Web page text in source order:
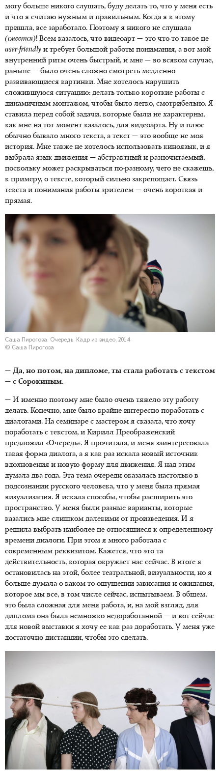
могу больше никого слушать, буду делать то, что у меня есть
и что я считаю нужным и правильным. Когда я к этому
пришла, все заработало. Поэтому я никого не слушала
(смеется)! Всем казалось, что видеоарт — это что-то такое не
user-friendly и требует большой работы понимания, а вот мой
внутренний ритм очень быстрый, и мне — во всяком случае,
раньше — было очень сложно смотреть медленно
развивающиеся картинки. Мне хотелось нарушить
сложившуюся ситуацию: делать только короткие работы с
динамичным монтажом, чтобы было легко, смотрибельно. Я
ставила перед собой задачи, которые были не характерны,
как мне на тот момент казалось, для видеоарта. Ну и плюс
обычно бывало много текста, а текст — это вообще не моя
история. Мне также не хотелось использовать киноязык, и я
выбрала язык движения — абстрактный и разночитаемый,
поскольку может раскрываться по-разному, чего не скажешь,
к примеру, о тексте, который сильно закрепощает. Связь
текста и понимания работы зрителем — очень короткая и
прямая.
Саша Пирогова. Очередь. Кадр из видео, 2014
© Саша Пирогова
— Да, но потом, на дипломе, ты стала работать с текстом
— с Сорокиным.
— И именно поэтому мне было очень тяжело эту работу
делать. Конечно, мне было крайне интересно поработать с
диалогами. На семинаре с мастером я сказала, что хочу
поработать с текстом, и Кирилл Преображенский
предложил «Очередь». Я прочитала, и меня заинтересовала
такая форма диалога, а я как раз искала новый источник
вдохновения и новую форму для движения. Я над этим
думала два года. Эта тема очереди оказалась настолько в
подсознании русского человека, что у меня была прямая
визуализация. Я искала способы, чтобы расширить это
пространство. У меня были разные варианты, которые
казались мне слишком далекими от произведения. И я
решила выбрать наиболее не относящиеся к определенному
времени диалоги. При этом я много работала с
современным реквизитом. Кажется, что это та
действительность, которая окружает нас сейчас. В итоге я
остановилась на этой, более театральной, визуальности, но я
больше думала о каком-то ощущении зависания и ожидания,
которое мы все, в том числе сейчас, испытываем. В общем,
это была сложная для меня работа, и, на мой взгляд, для
диплома она была немножко недоработанной — и вот сейчас
для новой выставки я хочу ее как раз доработать. У меня уже
достаточно дистанции, чтобы это сделать.